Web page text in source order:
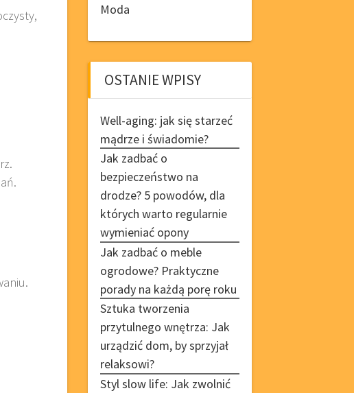
Moda
OSTANIE WPISY
Well-aging: jak się starzeć
mądrze i świadomie?
Jak zadbać o
bezpieczeństwo na
drodze? 5 powodów, dla
których warto regularnie
wymieniać opony
Jak zadbać o meble
ogrodowe? Praktyczne
porady na każdą porę roku
Sztuka tworzenia
przytulnego wnętrza: Jak
urządzić dom, by sprzyjał
relaksowi?
Styl slow life: Jak zwolnić